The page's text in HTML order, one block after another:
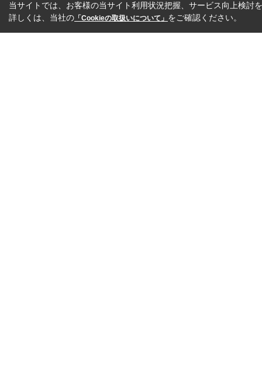
当サイトでは、お客様の当サイト利用状況把握、サービス向上検討
詳しくは、当社の 「Cookieの取扱いについて」 をご確認ください。